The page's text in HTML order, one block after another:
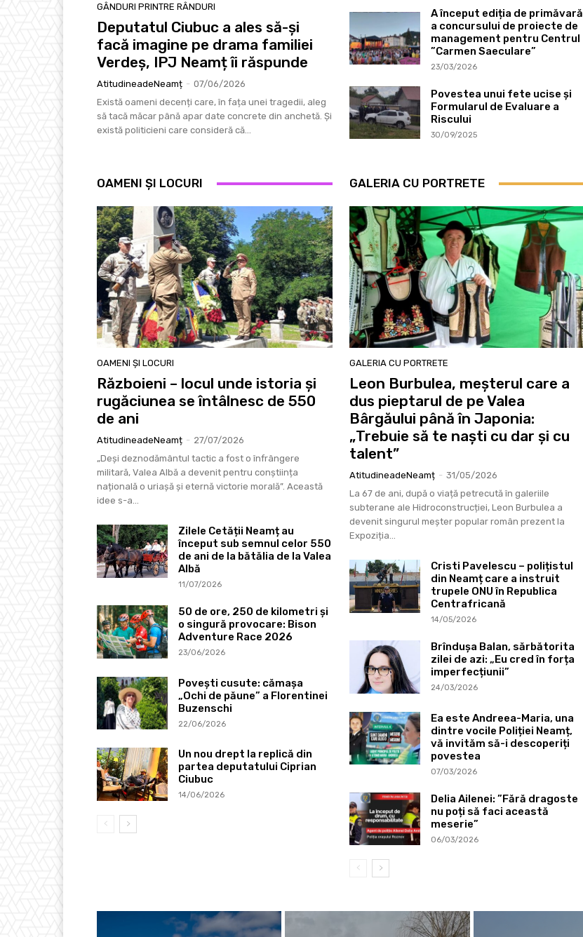
GÂNDURI PRINTRE RÂNDURI
Deputatul Ciubuc a ales să-și
facă imagine pe drama familiei
Verdeș, IPJ Neamț îi răspunde
AtitudineadeNeamț - 07/06/2026
Există oameni decenți care, în fața unei tragedii, aleg
să tacă măcar până apar date concrete din anchetă. Și
există politicieni care consideră că...
A început ediția de primăvară
a concursului de proiecte de
management pentru Centrul
”Carmen Saeculare”
23/03/2026
Povestea unui fete ucise și
Formularul de Evaluare a
Riscului
30/09/2025
OAMENI ȘI LOCURI
OAMENI ȘI LOCURI
Războieni – locul unde istoria și
rugăciunea se întâlnesc de 550
de ani
AtitudineadeNeamț - 27/07/2026
„Deși deznodământul tactic a fost o înfrângere
militară, Valea Albă a devenit pentru conștiința
națională o uriașă și eternă victorie morală”. Această
idee s-a...
Zilele Cetății Neamț au
început sub semnul celor 550
de ani de la bătălia de la Valea
Albă
11/07/2026
50 de ore, 250 de kilometri și
o singură provocare: Bison
Adventure Race 2026
23/06/2026
Povești cusute: cămașa
„Ochi de păune” a Florentinei
Buzenschi
22/06/2026
Un nou drept la replică din
partea deputatului Ciprian
Ciubuc
14/06/2026
GALERIA CU PORTRETE
GALERIA CU PORTRETE
Leon Burbulea, meșterul care a
dus pieptarul de pe Valea
Bârgăului până în Japonia:
„Trebuie să te naști cu dar și cu
talent”
AtitudineadeNeamț - 31/05/2026
La 67 de ani, după o viață petrecută în galeriile
subterane ale Hidroconstrucției, Leon Burbulea a
devenit singurul meșter popular român prezent la
Expoziția...
Cristi Pavelescu – polițistul
din Neamț care a instruit
trupele ONU în Republica
Centrafricană
14/05/2026
Brîndușa Balan, sărbătorita
zilei de azi: „Eu cred în forța
imperfecțiunii”
24/03/2026
Ea este Andreea-Maria, una
dintre vocile Poliției Neamț,
vă invităm să-i descoperiți
povestea
07/03/2026
Delia Ailenei: ”Fără dragoste
nu poți să faci această
meserie”
06/03/2026